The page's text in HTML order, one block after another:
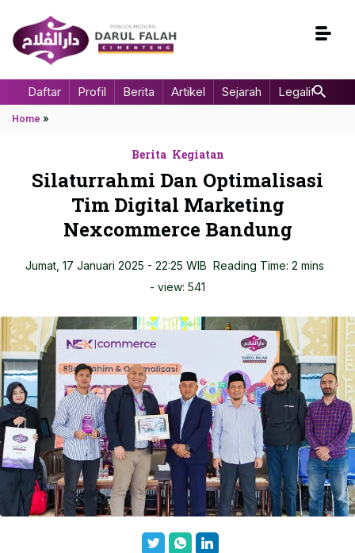
Daftar Profil Berita Artikel Sejarah Legalitas
Home »
Berita Kegiatan
Silaturrahmi Dan Optimalisasi
Tim Digital Marketing
Nexcommerce Bandung
Jumat, 17 Januari 2025 - 22:25 WIB Reading Time: 2 mins
- view: 541